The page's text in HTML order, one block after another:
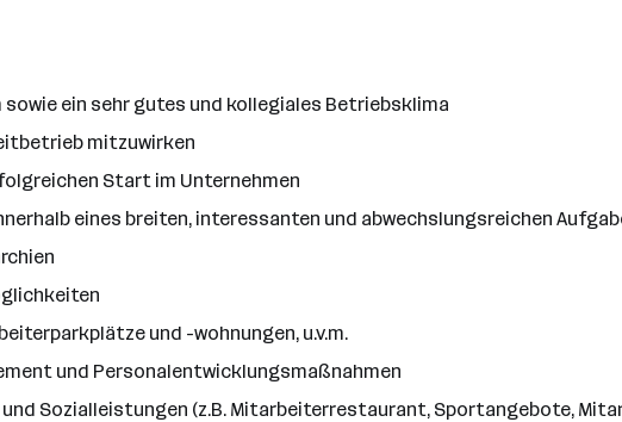
ein sehr gutes und kollegiales Betriebsklima
mitzuwirken
Start im Unternehmen
eines breiten, interessanten und abwechslungsreichen
und -wohnungen, u.v.m.
und Personalentwicklungsmaßnahmen
Sozialleistungen (z.B. Mitarbeiterrestaurant, Sportangebote,